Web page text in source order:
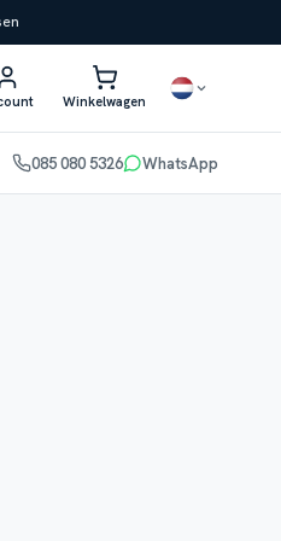
Winkelwagen
085 080 5326 WhatsApp